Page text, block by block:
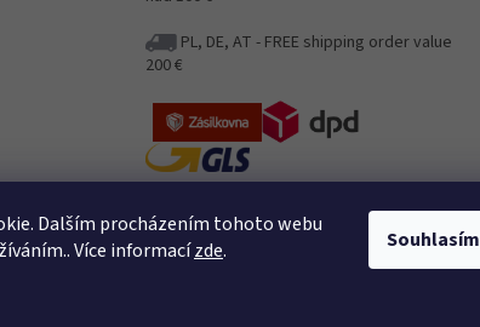
Dalším procházením tohoto webu
Více informacízde. Souhlasím
PL, DE, AT - FREE shipping order value
200 €
Jak posíláme a kolik stojí poštovné /
Delivery
Posíláme i na Slovensko / Shipping to PL,